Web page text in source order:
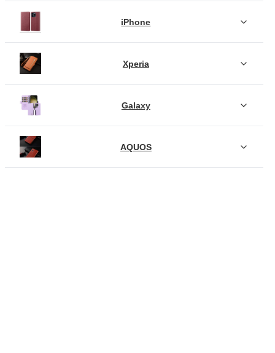
iPhone
Xperia
Galaxy
AQUOS